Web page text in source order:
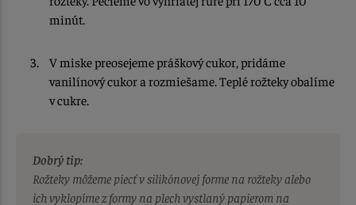
minút.
V miske preosejeme práškový cukor, pridáme
vanilínový cukor a rozmiešame. Teplé rožteky obalíme
v cukre.
Dobrý tip:
Rožteky môžeme piecť v silikónovej forme na rožteky alebo
ich vyklopíme z formy na plech vystlaný papierom na